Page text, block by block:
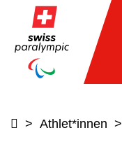
> Athlet*innen >